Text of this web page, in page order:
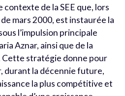
contexte de la SEE que, lors
mars 2000, est instaurée la
l’impulsion principale
Aznar, ainsi que de la
stratégie donne pour
durant la décennie future,
la plus compétitive et